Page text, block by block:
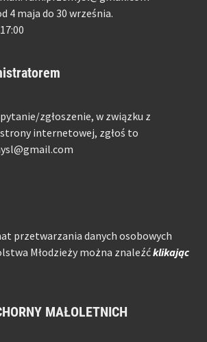
4 maja do 30 września.
zgłoszenie, w związku z
internetowej, zgłoś to
przetwarzania danych osobowych
Młodzieży można znaleźćklikając
MAŁOLETNICH